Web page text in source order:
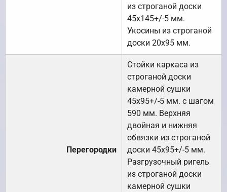
из строганой доски
45х145+/-5 мм.
Укосины из строганой
доски 20х95 мм.
Перегородки
Стойки каркаса из
строганой доски
камерной сушки
45х95+/-5 мм. с шагом
590 мм. Верхняя
двойная и нижняя
обвязки из строганой
доски 45х95+/-5 мм.
Разгрузочный ригель
из строганой доски
камерной сушки